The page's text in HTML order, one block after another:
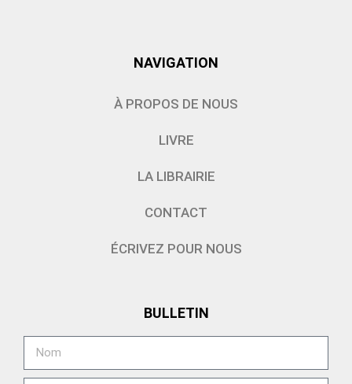
NAVIGATION
À PROPOS DE NOUS
LIVRE
LA LIBRAIRIE
CONTACT
ÉCRIVEZ POUR NOUS
BULLETIN